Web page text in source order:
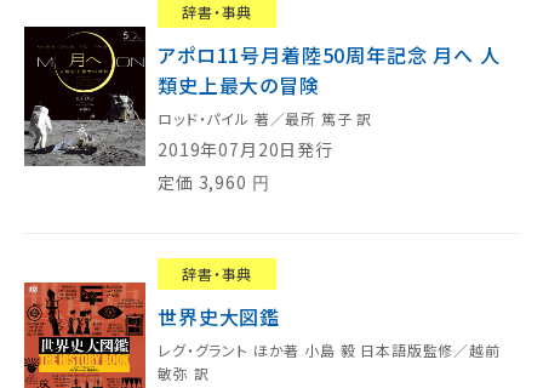
辞書・事典
アポロ11号月着陸50周年記念 月へ 人
類史上最大の冒険
ロッド・パイル 著／最所 篤子 訳
2019年07月20日発行
定価 3,960 円
辞書・事典
世界史大図鑑
レグ・グラント ほか著 小島 毅 日本語版監修／越前
敏弥 訳